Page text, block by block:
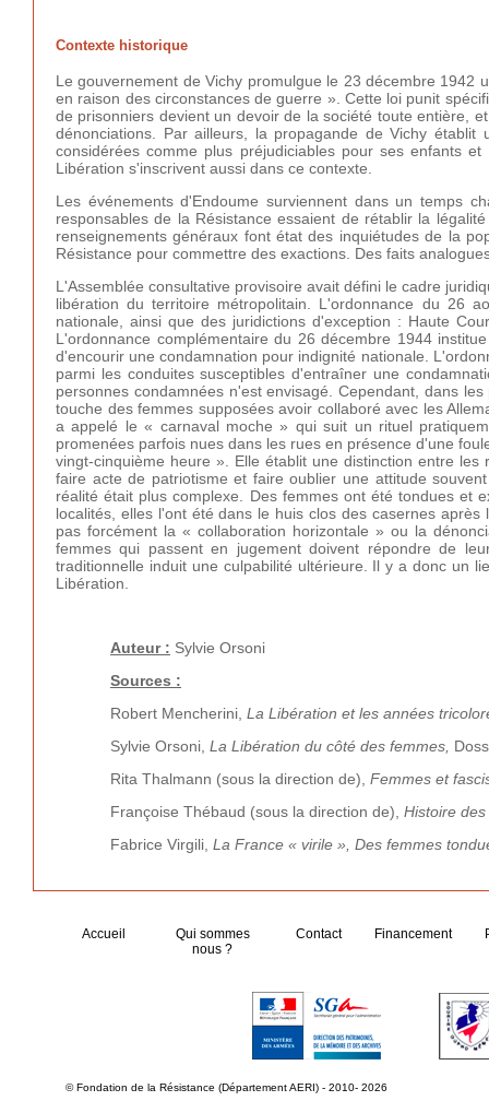
Contexte historique
Le gouvernement de Vichy promulgue le 23 décembre
en raison des circonstances de guerre ». Cette loi punit
de prisonniers devient un devoir de la société toute entière,
dénonciations. Par ailleurs, la propagande de Vichy
considérées comme plus préjudiciables pour ses enfants
Libération s'inscrivent aussi dans ce contexte.
Les événements d'Endoume surviennent dans un temps
responsables de la Résistance essaient de rétablir la
renseignements généraux font état des inquiétudes de la
Résistance pour commettre des exactions. Des faits
L'Assemblée consultative provisoire avait défini le cadre
libération du territoire métropolitain. L'ordonnance du 26
nationale, ainsi que des juridictions d'exception : Haute
L'ordonnance complémentaire du 26 décembre 1944
d'encourir une condamnation pour indignité nationale.
parmi les conduites susceptibles d'entraîner une
personnes condamnées n'est envisagé. Cependant, dans
touche des femmes supposées avoir collaboré avec les
a appelé le « carnaval moche » qui suit un rituel
promenées parfois nues dans les rues en présence d'une
vingt-cinquième heure ». Elle établit une distinction entre
faire acte de patriotisme et faire oublier une attitude
réalité était plus complexe. Des femmes ont été tondues et
localités, elles l'ont été dans le huis clos des casernes
pas forcément la « collaboration horizontale » ou la
femmes qui passent en jugement doivent répondre de
traditionnelle induit une culpabilité ultérieure. Il y a donc un
Libération.
Auteur : Sylvie Orsoni
Sources :
Robert Mencherini, La Libération et les années
Sylvie Orsoni, La Libération du côté des femmes,
Rita Thalmann (sous la direction de), Femmes et
Françoise Thébaud (sous la direction de), Histoire
Fabrice Virgili, La France « virile », Des femmes
Accueil
Qui sommes
nous ?
Contact Financement
© Fondation de la Résistance (Département AERI) - 2010- 2026